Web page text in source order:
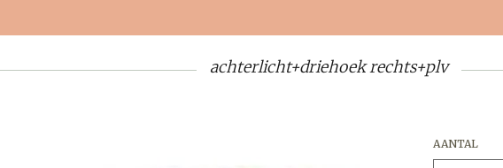
achterlicht+driehoek rechts+plv
AANTAL